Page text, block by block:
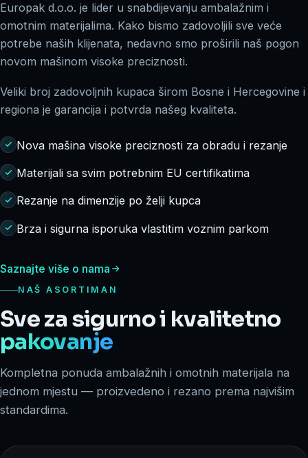
Europak d.o.o. je lider u snabdijevanju ambalažnim i
omotnim materijalima. Kako bismo zadovoljili sve veće
potrebe naših klijenata, nedavno smo proširili naš pogon
novom mašinom visoke preciznosti.
Veliki broj zadovoljnih kupaca širom Bosne i Hercegovine i
regiona je garancija i potvrda našeg kvaliteta.
Nova mašina visoke preciznosti za obradu i rezanje
Materijali sa svim potrebnim EU certifikatima
Rezanje na dimenzije po želji kupca
Brza i sigurna isporuka vlastitim voznim parkom
Saznajte više o nama
NAŠ ASORTIMAN
Sve za sigurno i kvalitetno
pakovanje
Kompletna ponuda ambalažnih i omotnih materijala na
jednom mjestu — proizvedeno i rezano prema najvišim
standardima.